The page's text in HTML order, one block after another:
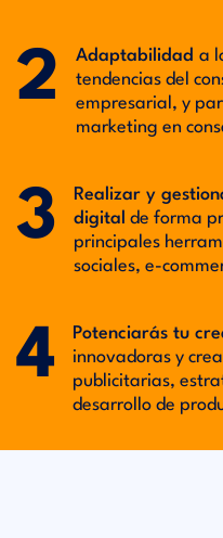
2 Adaptabilidad a
tendencias del
empresarial, y
marketing en
3
Realizar y
digital de forma
principales
sociales, e-
4 Potenciarás tu
innovadoras y
publicitarias,
desarrollo de